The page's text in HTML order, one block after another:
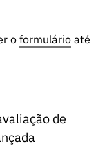
o formulário até
de